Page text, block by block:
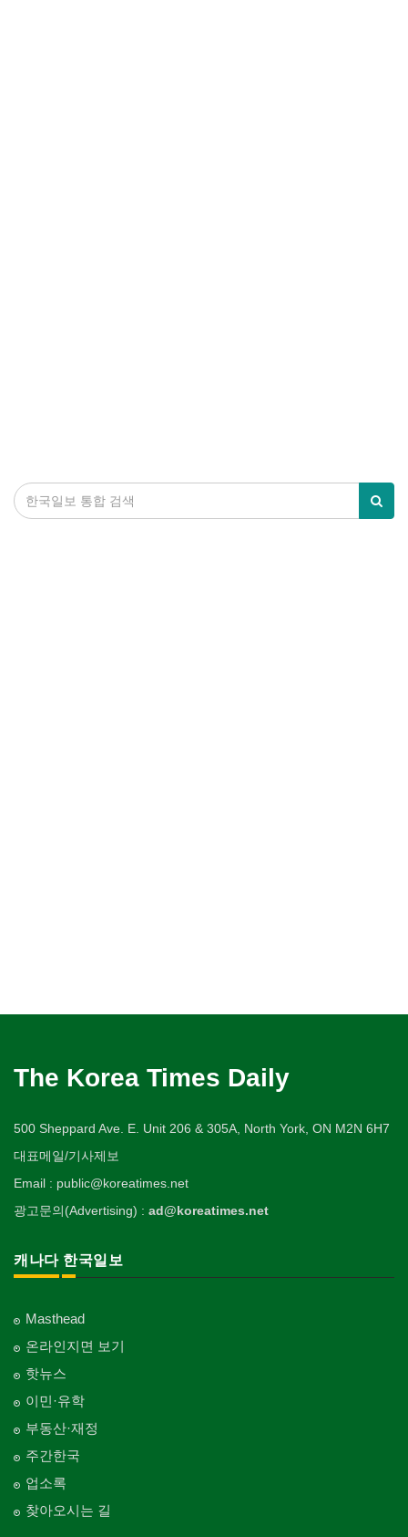
The Korea Times Daily
500 Sheppard Ave. E. Unit 206 & 305A, North York, ON M2N 6H7
대표메일/기사제보
Email : public@koreatimes.net
광고문의(Advertising) : ad@koreatimes.net
캐나다 한국일보
Masthead
온라인지면 보기
핫뉴스
이민·유학
부동산·재정
주간한국
업소록
찾아오시는 길